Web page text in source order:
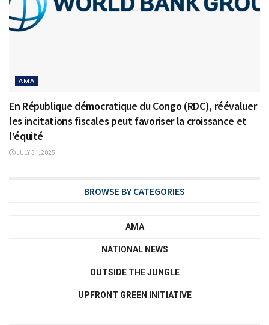
AMA
En République démocratique du Congo (RDC), réévaluer
les incitations fiscales peut favoriser la croissance et
l’équité
JULY 31, 2025
BROWSE BY CATEGORIES
AMA
NATIONAL NEWS
OUTSIDE THE JUNGLE
UPFRONT GREEN INITIATIVE